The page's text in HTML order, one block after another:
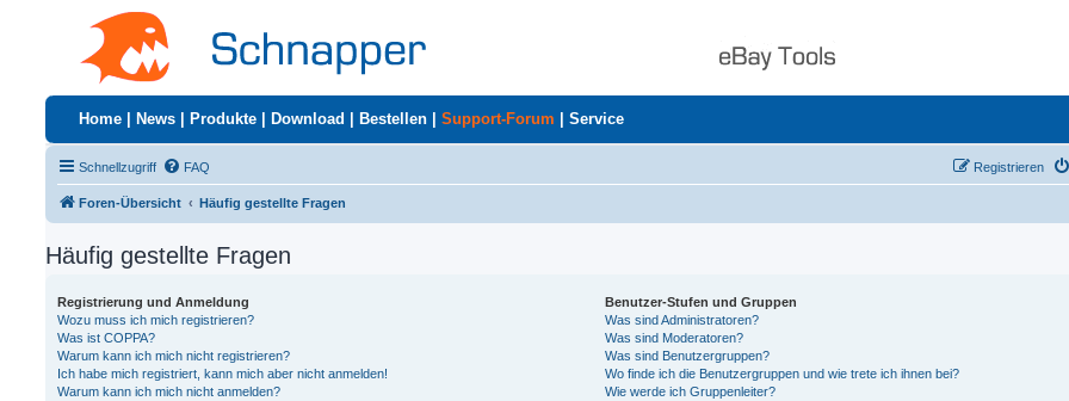
Home News Produkte Download Bestellen Support-Forum Service
Schnellzugriff FAQ Registrieren
Foren-Übersicht Häufig gestellte Fragen
Häufig gestellte Fragen
Registrierung und Anmeldung
Wozu muss ich mich registrieren?
Was ist COPPA?
Warum kann ich mich nicht registrieren?
Ich habe mich registriert, kann mich aber nicht anmelden!
Warum kann ich mich nicht anmelden?
Benutzer-Stufen und Gruppen
Was sind Administratoren?
Was sind Moderatoren?
Was sind Benutzergruppen?
Wo finde ich die Benutzergruppen und wie trete ich ihnen bei?
Wie werde ich Gruppenleiter?